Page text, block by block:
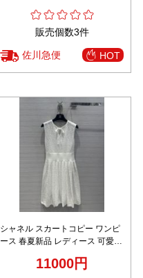
販売個数3件
佐川急便 HOT
シャネル スカートコピー ワンピ
ース 春夏新品 レディース 可愛い
選 ホワイト11000円